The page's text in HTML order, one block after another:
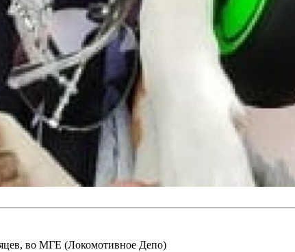
во МГЕ (Локомотивное Депо)